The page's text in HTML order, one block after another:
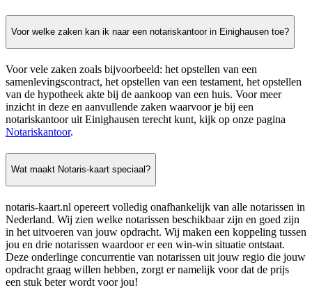
Voor welke zaken kan ik naar een notariskantoor in Einighausen toe?
Voor vele zaken zoals bijvoorbeeld: het opstellen van een
samenlevingscontract, het opstellen van een testament, het opstellen
van de hypotheek akte bij de aankoop van een huis. Voor meer
inzicht in deze en aanvullende zaken waarvoor je bij een
notariskantoor uit Einighausen terecht kunt, kijk op onze pagina
Notariskantoor.
Wat maakt Notaris-kaart speciaal?
notaris-kaart.nl opereert volledig onafhankelijk van alle notarissen in
Nederland. Wij zien welke notarissen beschikbaar zijn en goed zijn
in het uitvoeren van jouw opdracht. Wij maken een koppeling tussen
jou en drie notarissen waardoor er een win-win situatie ontstaat.
Deze onderlinge concurrentie van notarissen uit jouw regio die jouw
opdracht graag willen hebben, zorgt er namelijk voor dat de prijs
een stuk beter wordt voor jou!